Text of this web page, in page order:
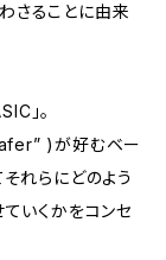
さることに由来
」。
)が好むベー
れらにどのよう
いくかをコンセ